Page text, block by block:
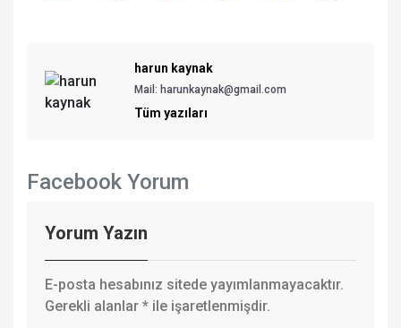
harun kaynak
Mail: harunkaynak@gmail.com
Tüm yazıları
Facebook Yorum
Yorum Yazın
E-posta hesabınız sitede yayımlanmayacaktır.
Gerekli alanlar * ile işaretlenmişdir.